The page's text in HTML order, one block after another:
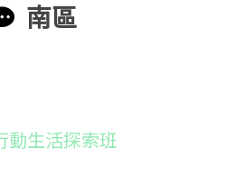
南區
動生活探索班